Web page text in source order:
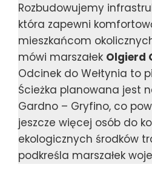
Rozbudowujemy
która zapewni
mieszkańcom
mówi marszałek Olgierd
Odcinek do Wełtynia to
Ścieżka planowana jest
Gardno – Gryfino, co
jeszcze więcej osób do
ekologicznych środków
podkreśla marszałek